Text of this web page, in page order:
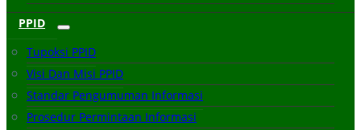
PPID
Tupoksi PPID
Visi Dan Misi PPID
Standar Pengumuman Informasi
Prosedur Permintaan Informasi